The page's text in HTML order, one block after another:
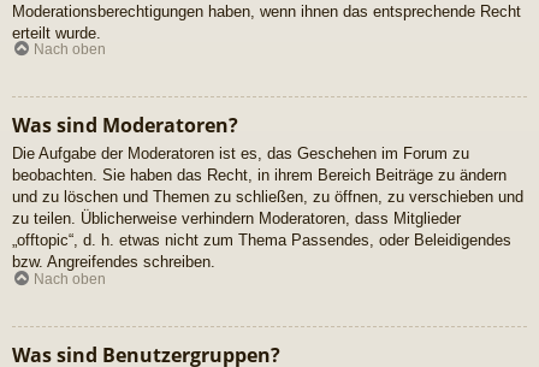
Moderationsberechtigungen haben, wenn ihnen das entsprechende Recht
erteilt wurde.
Nach oben
Was sind Moderatoren?
Die Aufgabe der Moderatoren ist es, das Geschehen im Forum zu
beobachten. Sie haben das Recht, in ihrem Bereich Beiträge zu ändern
und zu löschen und Themen zu schließen, zu öffnen, zu verschieben und
zu teilen. Üblicherweise verhindern Moderatoren, dass Mitglieder
„offtopic“, d. h. etwas nicht zum Thema Passendes, oder Beleidigendes
bzw. Angreifendes schreiben.
Nach oben
Was sind Benutzergruppen?